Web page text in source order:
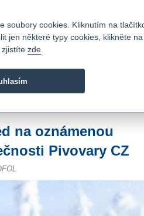
je moderní česká banka. Poskytuje
na oznámenou
Pivovary CZ
cookies. Kliknutím na
jen některé typy cookies, klikněte
zjistíte zde